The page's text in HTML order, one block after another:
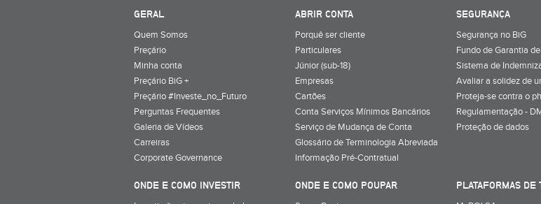
GERAL
Quem Somos
Preçário
Minha conta
Preçário BiG +
Preçário #Investe_no_Futuro
Perguntas Frequentes
Galeria de Vídeos
Carreiras
Corporate Governance
ABRIR CONTA
Porquê ser cliente
Particulares
Júnior (sub-18)
Empresas
Cartões
Conta Serviços Mínimos Bancários
Serviço de Mudança de Conta
Glossário de Terminologia Abreviada
Informação Pré-Contratual
SEGURANÇA
Segurança no BiG
Fundo de Garantia
Sistema de
Avaliar a solidez de
Proteja-se contra o
Regulamentação -
Proteção de dados
ONDE E COMO INVESTIR
ONDE E COMO POUPAR
PLATAFORMAS DE